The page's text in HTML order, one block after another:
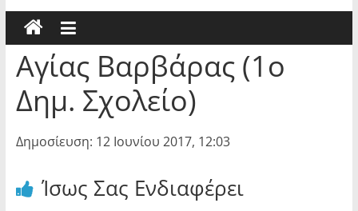
Αγίας Βαρβάρας (1ο
Δημ. Σχολείο)
Δημοσίευση: 12 Ιουνίου 2017, 12:03
Ίσως Σας Ενδιαφέρει